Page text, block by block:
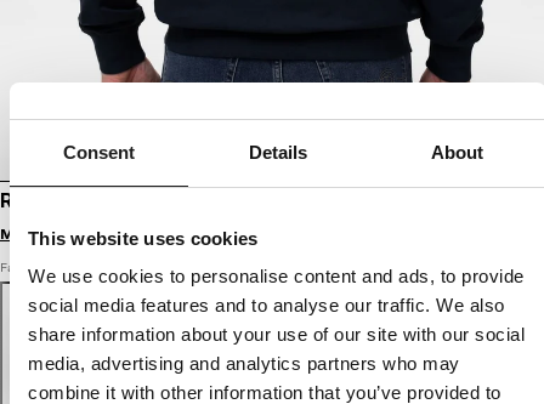
Consent Details About
This website uses cookies
We use cookies to personalise content and ads, to provide
social media features and to analyse our traffic. We also
share information about your use of our site with our social
media, advertising and analytics partners who may
combine it with other information that you’ve provided to
REISSVERSCHLUSS-HOODIE MIDNIGHT
Melde dich an, um Preise zu sehen
Farbe: dunkelblau